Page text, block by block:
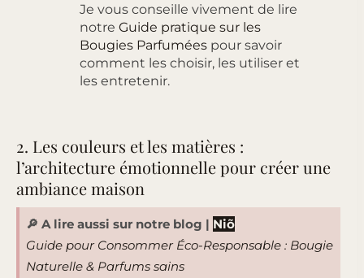
Je vous conseille vivement de lire
notre Guide pratique sur les
Bougies Parfumées pour savoir
comment les choisir, les utiliser et
les entretenir.
2. Les couleurs et les matières :
l’architecture émotionnelle pour créer une
ambiance maison
🔎 A lire aussi sur notre blog | Niõ
Guide pour Consommer Éco-Responsable : Bougie
Naturelle & Parfums sains